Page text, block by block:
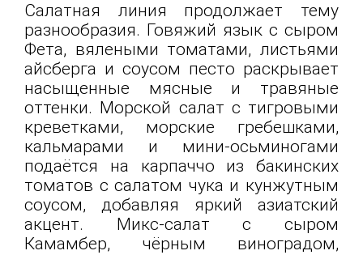
Салатная линия продолжает тему
разнообразия. Говяжий язык с сыром
Фета, вялеными томатами, листьями
айсберга и соусом песто раскрывает
насыщенные мясные и травяные
оттенки. Морской салат с тигровыми
креветками, морские гребешками,
кальмарами и мини-осьминогами
подаётся на карпаччо из бакинских
томатов с салатом чука и кунжутным
соусом, добавляя яркий азиатский
акцент. Микс-салат с сыром
Камамбер, чёрным виноградом,